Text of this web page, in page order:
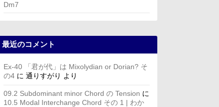
Dm7
最近のコメント
Ex-40 「君が代」は Mixolydian or Dorian? そ
の4 に 通りすがり より
09.2 Subdominant minor Chord の Tension に
10.5 Modal Interchange Chord その 1 | わか